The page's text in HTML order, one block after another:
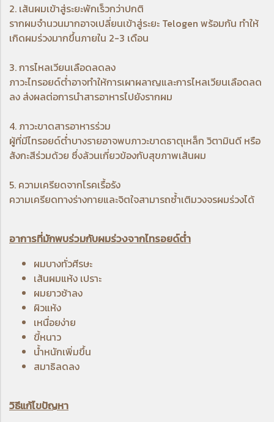
2. เส้นผมเข้าสู่ระยะพักเร็วกว่าปกติ
รากผมจำนวนมากอาจเปลี่ยนเข้าสู่ระยะ Telogen พร้อมกัน ทำให้
เกิดผมร่วงมากขึ้นภายใน 2-3 เดือน
3. การไหลเวียนเลือดลดลง
ภาวะไทรอยด์ต่ำอาจทำให้การเผาผลาญและการไหลเวียนเลือดลด
ลง ส่งผลต่อการนำสารอาหารไปยังรากผม
4. ภาวะขาดสารอาหารร่วม
ผู้ที่มีไทรอยด์ต่ำบางรายอาจพบภาวะขาดธาตุเหล็ก วิตามินดี หรือ
สังกะสีร่วมด้วย ซึ่งล้วนเกี่ยวข้องกับสุขภาพเส้นผม
5. ความเครียดจากโรคเรื้อรัง
ความเครียดทางร่างกายและจิตใจสามารถซ้ำเติมวงจรผมร่วงได้
อาการที่มักพบร่วมกับผมร่วงจากไทรอยด์ต่ำ
ผมบางทั่วศีรษะ
เส้นผมแห้ง เปราะ
ผมยาวช้าลง
ผิวแห้ง
เหนื่อยง่าย
ขี้หนาว
น้ำหนักเพิ่มขึ้น
สมาธิลดลง
วิธีแก้ไขปัญหา